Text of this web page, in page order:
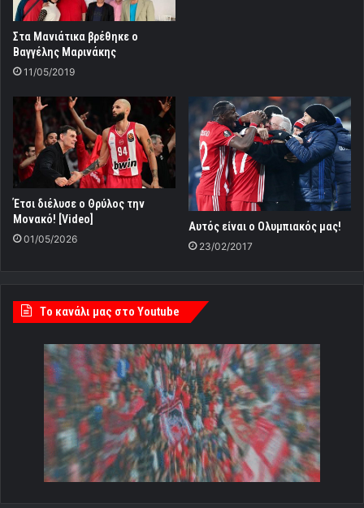
Στα Μανιάτικα βρέθηκε ο
Βαγγέλης Μαρινάκης
11/05/2019
Έτσι διέλυσε ο Θρύλος την
Μονακό! [Video]
01/05/2026
Αυτός είναι ο Ολυμπιακός μας!
23/02/2017
Tο κανάλι μας στο Youtube